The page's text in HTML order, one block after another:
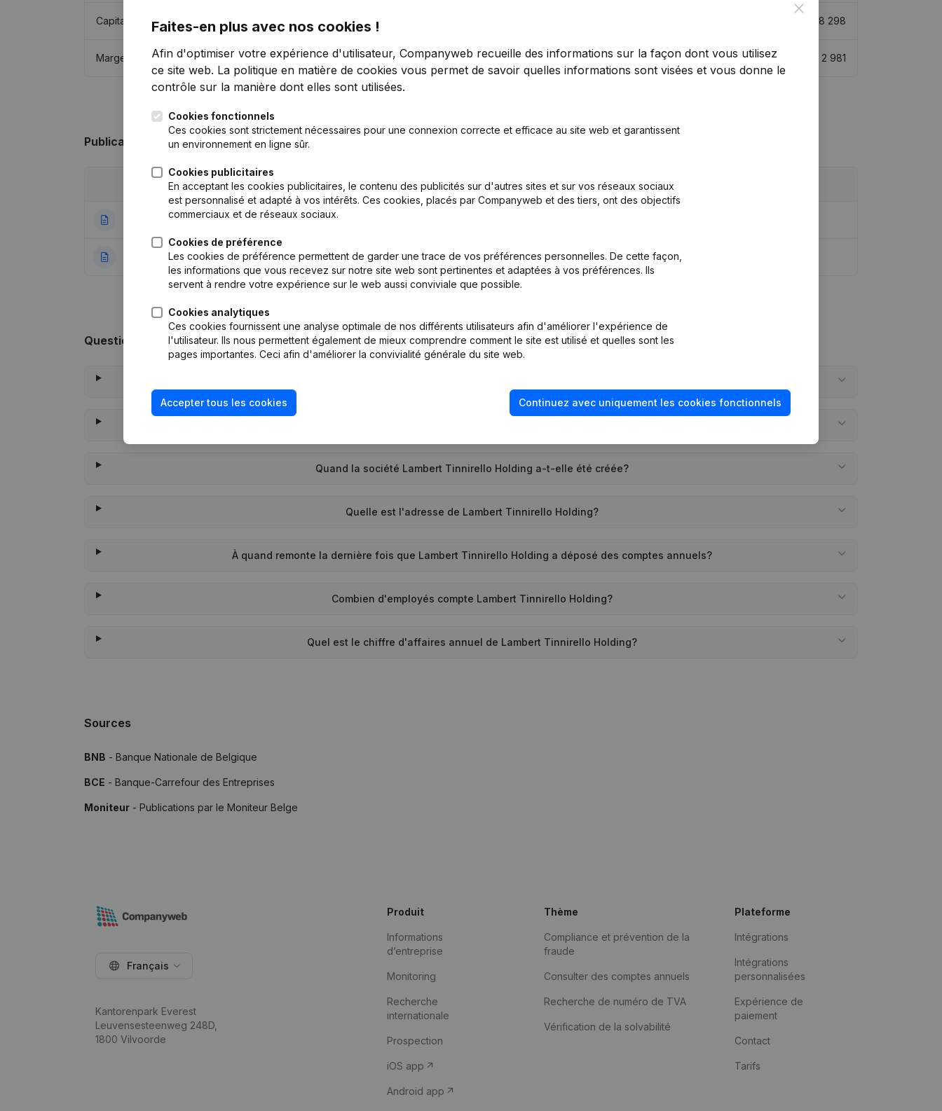
Capitaux propres -2,47% 8 298
Marge brute €-64 -101,25% €5 117 > 1000% €-216 -107,25% 2 981
Publications de LTH
Publication
16-04-2025 Demissions, Nominations
22-12-2020 Rubrique Constitution (Nouvelle Personne Morale, Ouverture Succursale, etc...)
Questions fréquemment posées
Quand la société Lambert Tinnirello Holding a-t-elle été créée?
Quelle est l'adresse de Lambert Tinnirello Holding?
À quand remonte la dernière fois que Lambert Tinnirello Holding a déposé des comptes annuels?
Combien d'employés compte Lambert Tinnirello Holding?
Quel est le chiffre d'affaires annuel de Lambert Tinnirello Holding?
Sources
BNB - Banque Nationale de Belgique
BCE - Banque-Carrefour des Entreprises
Moniteur - Publications par le Moniteur Belge
Close
Faites-en plus avec nos cookies !
Afin d'optimiser votre expérience d'utilisateur, Companyweb recueille des informations sur la façon dont vous utilisez
ce site web. La politique en matière de cookies vous permet de savoir quelles informations sont visées et vous donne le
contrôle sur la manière dont elles sont utilisées.
Cookies fonctionnels
Ces cookies sont strictement nécessaires pour une connexion correcte et efficace au site web et garantissent
un environnement en ligne sûr.
Cookies publicitaires
En acceptant les cookies publicitaires, le contenu des publicités sur d'autres sites et sur vos réseaux sociaux
est personnalisé et adapté à vos intérêts. Ces cookies, placés par Companyweb et des tiers, ont des objectifs
commerciaux et de réseaux sociaux.
Cookies de préférence
Les cookies de préférence permettent de garder une trace de vos préférences personnelles. De cette façon,
les informations que vous recevez sur notre site web sont pertinentes et adaptées à vos préférences. Ils
servent à rendre votre expérience sur le web aussi conviviale que possible.
Cookies analytiques
Ces cookies fournissent une analyse optimale de nos différents utilisateurs afin d'améliorer l'expérience de
l'utilisateur. Ils nous permettent également de mieux comprendre comment le site est utilisé et quelles sont les
pages importantes. Ceci afin d'améliorer la convivialité générale du site web.
Accepter tous les cookies Continuez avec uniquement les cookies fonctionnels
Français
Kantorenpark Everest
Leuvensesteenweg 248D,
1800 Vilvoorde
Produit
Informations
d’entreprise
Monitoring
Recherche
internationale
Prospection
iOS app
Android app
Thème
Compliance et prévention de la
fraude
Consulter des comptes annuels
Recherche de numéro de TVA
Vérification de la solvabilité
Plateforme
Intégrations
Intégrations
personnalisées
Expérience de
paiement
Contact
Tarifs